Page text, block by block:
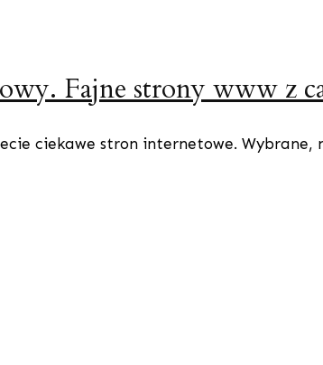
Fajne strony www z
ciekawe stron internetowe. Wybrane,